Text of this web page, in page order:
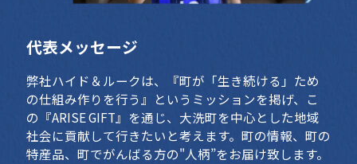
代表メッセージ
弊社ハイド＆ルークは、『町が「生き続ける」ため
の仕組み作りを行う』というミッションを掲げ、こ
の『ARISE GIFT』を通じ、大洗町を中心とした地域
社会に貢献して行きたいと考えます。町の情報、町の
特産品、町でがんばる方の"人柄”をお届け致します。